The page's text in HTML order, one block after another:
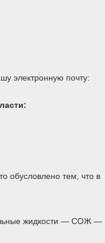
электронную почту:
обусловлено тем, что в
жидкости — СОЖ —